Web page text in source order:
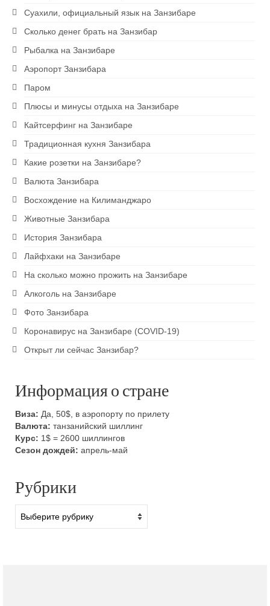
Суахили, официальный язык на Занзибаре
Сколько денег брать на Занзибар
Рыбалка на Занзибаре
Аэропорт Занзибара
Паром
Плюсы и минусы отдыха на Занзибаре
Кайтсерфинг на Занзибаре
Традиционная кухня Занзибара
Какие розетки на Занзибаре?
Валюта Занзибара
Восхождение на Килиманджаро
Животные Занзибара
История Занзибара
Лайфхаки на Занзибаре
На сколько можно прожить на Занзибаре
Алкоголь на Занзибаре
Фото Занзибара
Коронавирус на Занзибаре (COVID-19)
Открыт ли сейчас Занзибар?
Информация о стране
Виза: Да, 50$, в аэропорту по прилету
Валюта: танзанийский шиллинг
Курс: 1$ = 2600 шиллингов
Сезон дождей: апрель-май
Рубрики